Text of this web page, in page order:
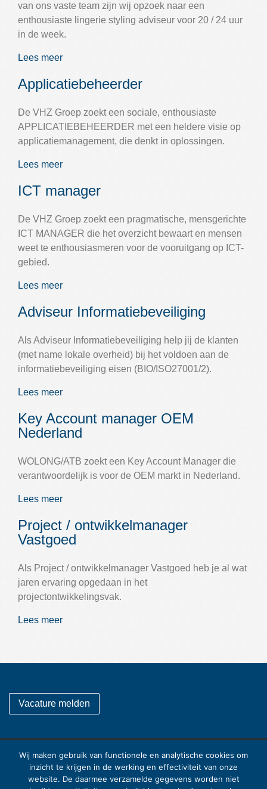
van ons vaste team zijn wij opzoek naar een
enthousiaste lingerie styling adviseur voor 20 / 24 uur
in de week.
Lees meer
Applicatiebeheerder
De VHZ Groep zoekt een sociale, enthousiaste
APPLICATIEBEHEERDER met een heldere visie op
applicatiemanagement, die denkt in oplossingen.
Lees meer
ICT manager
De VHZ Groep zoekt een pragmatische, mensgerichte
ICT MANAGER die het overzicht bewaart en mensen
weet te enthousiasmeren voor de vooruitgang op ICT-
gebied.
Lees meer
Adviseur Informatiebeveiliging
Als Adviseur Informatiebeveiliging help jij de klanten
(met name lokale overheid) bij het voldoen aan de
informatiebeveiliging eisen (BIO/ISO27001/2).
Lees meer
Key Account manager OEM
Nederland
WOLONG/ATB zoekt een Key Account Manager die
verantwoordelijk is voor de OEM markt in Nederland.
Lees meer
Project / ontwikkelmanager
Vastgoed
Als Project / ontwikkelmanager Vastgoed heb je al wat
jaren ervaring opgedaan in het
projectontwikkelingsvak.
Lees meer
Vacature melden
Burgemeester Roelenweg 33
8031ES Zwolle
E-mail:info@ncpinterim.nl
Wij maken gebruik van functionele en analytische cookies om
inzicht te krijgen in de werking en effectiviteit van onze
website. De daarmee verzamelde gegevens worden niet